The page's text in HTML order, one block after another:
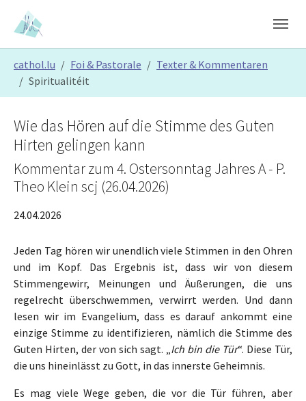
Skip to main content
Skip to page footer
cathol.lu Foi & Pastorale
Texter & Kommentaren
Spiritualitéit
Wie das Hören auf die Stimme des Guten
Hirten gelingen kann
Kommentar zum 4. Ostersonntag Jahres A - P.
Theo Klein scj (26.04.2026)
24.04.2026
Jeden Tag hören wir unendlich viele Stimmen in den Ohren
und im Kopf. Das Ergebnis ist, dass wir von diesem
Stimmengewirr, Meinungen und Äußerungen, die uns
regelrecht überschwemmen, verwirrt werden. Und dann
lesen wir im Evangelium, dass es darauf ankommt eine
einzige Stimme zu identifizieren, nämlich die Stimme des
Guten Hirten, der von sich sagt. „ Ich bin die Tür“. Diese Tür,
die uns hineinlässt zu Gott, in das innerste Geheimnis.
Es mag viele Wege geben, die vor die Tür führen, aber